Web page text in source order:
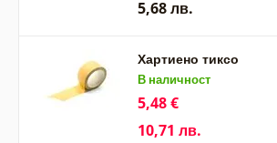
5,68 лв.
Хартиено тиксо
В наличност
5,48 €
10,71 лв.